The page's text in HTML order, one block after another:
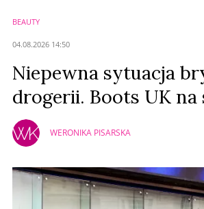
BEAUTY
04.08.2026 14:50
Niepewna sytuacja
drogerii. Boots UK na
WERONIKA PISARSKA